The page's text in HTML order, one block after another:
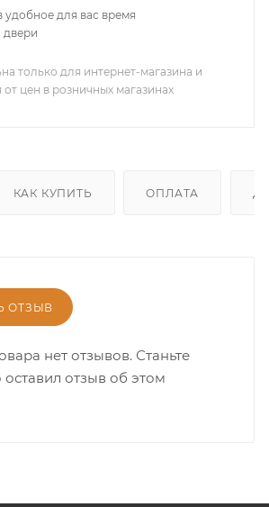
удобное для вас время
двери
только для интернет-магазина и
цен в розничных магазинах
КАК КУПИТЬ ОПЛАТА
ОТЗЫВ
нет отзывов. Станьте
отзыв об этом